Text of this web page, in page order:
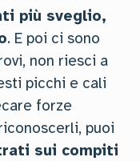
più sveglio,
. E poi ci sono
non riesci a
picchi e cali
forze
puoi
sui compiti